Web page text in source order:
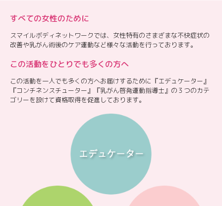
すべての女性のために
スマイルボディネットワークでは、女性特有のさまざまな不快症状の
改善や乳がん術後のケア運動など様々な活動を行っております。
この活動をひとりでも多くの方へ
この活動を一人でも多くの方へお届けするために『エデュケーター』
『コンチネンスチューター』『乳がん啓発運動指導士』の３つのカテ
ゴリーを設けて資格取得を促進しております。